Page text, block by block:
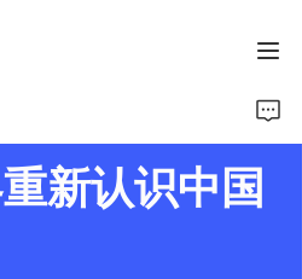
新认识中国